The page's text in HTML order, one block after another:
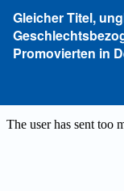
Artikeldetails
zurückkehren
Gleicher Titel,
Promovierten in